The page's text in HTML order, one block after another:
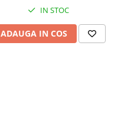
IN STOC
ADAUGA IN COS